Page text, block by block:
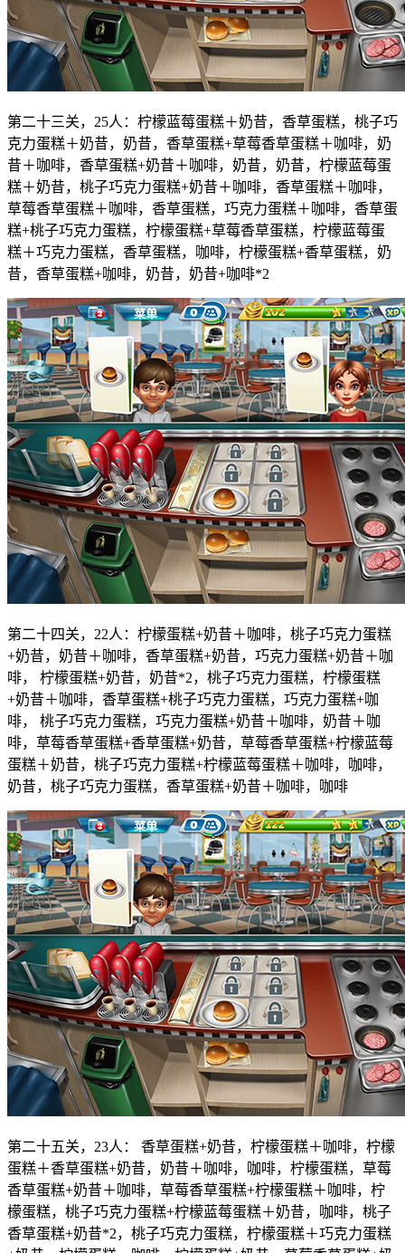
第二十三关，25人：柠檬蓝莓蛋糕＋奶昔，香草蛋糕，桃子巧
克力蛋糕＋奶昔，奶昔，香草蛋糕+草莓香草蛋糕＋咖啡，奶
昔＋咖啡，香草蛋糕+奶昔＋咖啡，奶昔，奶昔，柠檬蓝莓蛋
糕＋奶昔，桃子巧克力蛋糕+奶昔＋咖啡，香草蛋糕＋咖啡，
草莓香草蛋糕＋咖啡，香草蛋糕，巧克力蛋糕＋咖啡，香草蛋
糕+桃子巧克力蛋糕，柠檬蛋糕+草莓香草蛋糕，柠檬蓝莓蛋
糕＋巧克力蛋糕，香草蛋糕，咖啡，柠檬蛋糕+香草蛋糕，奶
昔，香草蛋糕+咖啡，奶昔，奶昔+咖啡*2
第二十四关，22人：柠檬蛋糕+奶昔＋咖啡，桃子巧克力蛋糕
+奶昔，奶昔＋咖啡，香草蛋糕+奶昔，巧克力蛋糕+奶昔＋咖
啡， 柠檬蛋糕+奶昔，奶昔*2，桃子巧克力蛋糕，柠檬蛋糕
+奶昔＋咖啡，香草蛋糕+桃子巧克力蛋糕，巧克力蛋糕+咖
啡， 桃子巧克力蛋糕，巧克力蛋糕+奶昔＋咖啡，奶昔＋咖
啡，草莓香草蛋糕+香草蛋糕+奶昔，草莓香草蛋糕+柠檬蓝莓
蛋糕＋奶昔，桃子巧克力蛋糕+柠檬蓝莓蛋糕＋咖啡，咖啡，
奶昔，桃子巧克力蛋糕，香草蛋糕+奶昔＋咖啡，咖啡
第二十五关，23人： 香草蛋糕+奶昔，柠檬蛋糕＋咖啡，柠檬
蛋糕＋香草蛋糕+奶昔，奶昔＋咖啡，咖啡，柠檬蛋糕，草莓
香草蛋糕+奶昔＋咖啡，草莓香草蛋糕+柠檬蛋糕＋咖啡，柠
檬蛋糕，桃子巧克力蛋糕+柠檬蓝莓蛋糕＋奶昔，咖啡，桃子
香草蛋糕+奶昔*2，桃子巧克力蛋糕，柠檬蛋糕＋巧克力蛋糕